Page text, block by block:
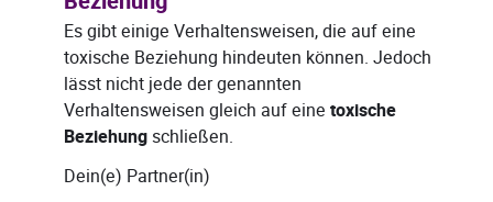
Es gibt einige Verhaltensweisen, die auf eine
toxische Beziehung hindeuten können. Jedoch
lässt nicht jede der genannten
Verhaltensweisen gleich auf eine toxische
Beziehungschließen.
Dein(e) Partner(in)